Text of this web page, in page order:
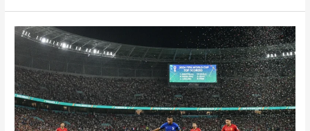
Mağlubiyet
Ardından
Sessizliğini